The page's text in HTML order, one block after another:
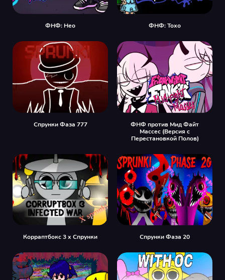
ФНФ: Нео ФНФ: Тохо
Спрунки Фаза 777
ФНФ против Мид Файт
Массес (Версия с
Перестановкой Полов)
Корраптбокс 3 x Спрунки Спрунки Фаза 20